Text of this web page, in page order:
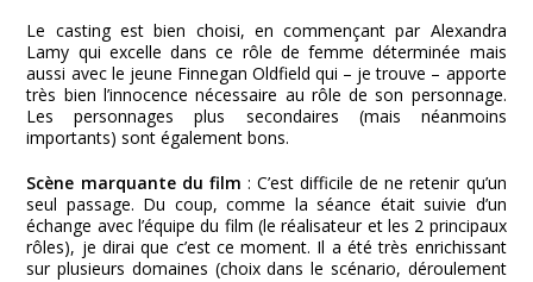
Le casting est bien choisi, en commençant par Alexandra
Lamy qui excelle dans ce rôle de femme déterminée mais
aussi avec le jeune Finnegan Oldfield qui – je trouve – apporte
très bien l’innocence nécessaire au rôle de son personnage.
Les personnages plus secondaires (mais néanmoins
importants) sont également bons.
Scène marquante du film : C’est difficile de ne retenir qu’un
seul passage. Du coup, comme la séance était suivie d’un
échange avec l’équipe du film (le réalisateur et les 2 principaux
rôles), je dirai que c’est ce moment. Il a été très enrichissant
sur plusieurs domaines (choix dans le scénario, déroulement